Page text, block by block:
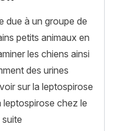
due à un groupe de
petits animaux en
les chiens ainsi
des urines
sur la leptospirose
leptospirose chez le
suite